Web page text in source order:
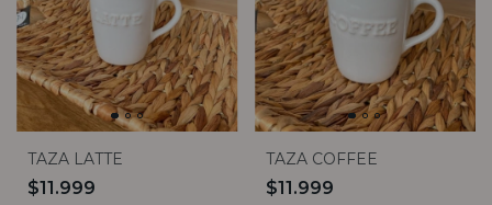
TAZA LATTE
$11.999
TAZA COFFEE
$11.999